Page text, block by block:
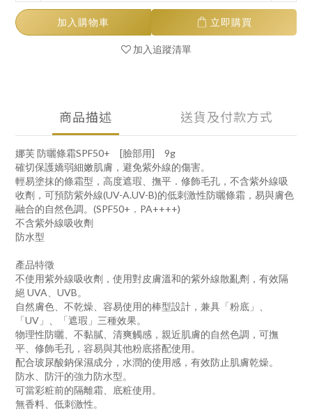
加入購物車 立即購買
加入追蹤清單
商品描述 送貨及付款方式
娜芙 防曬條霜SPF50+ [臉部用] 9g
確切保護嬌弱細嫩肌膚，避免紫外線的傷害。
輕易塗抹的條霜型，高度遮瑕、撫平．修飾毛孔，不含紫外線吸
收劑，可預防紫外線(UV-A.UV-B)的低刺激性防曬條霜，易與膚色
融合的自然色調。(SPF50+．PA++++)
不含紫外線吸收劑
防水型
產品特徵
不使用紫外線吸收劑，使用對皮膚溫和的紫外線散亂劑，有效隔
絕 UVA、UVB。
自然膚色、不乾燥、容易使用的棒型設計，兼具「粉底」、
「UV」、「遮瑕」三種效果。
物理性防曬、不黏膩、清爽觸感，親近肌膚的自然色調，可撫
平、修飾毛孔，容易與其他粉底搭配使用。
配合玻尿酸鈉保濕成分，水潤的使用感，有效防止肌膚乾燥。
防水、防汗的強力防水型。
可當彩粧前的隔離霜、底粧使用。
無香料、低刺激性。